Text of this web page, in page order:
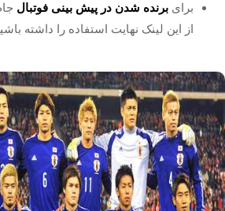
برای برنده شدن در پیش بینی فوتبال
از این لینک نهایت استفاده را داشته